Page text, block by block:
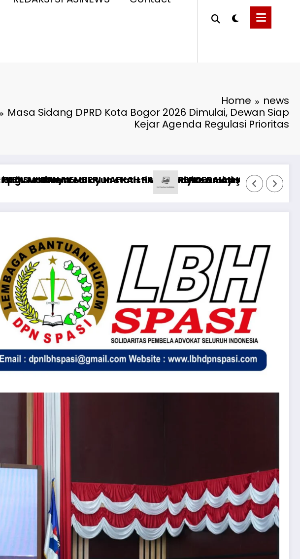
Home
news
Masa Sidang DPRD Kota Bogor 2026 Dimulai, Dewan Siap
Kejar Agenda Regulasi Prioritas
и как их быстро исправить
Understanding Wagering Requirements at Best1xbet